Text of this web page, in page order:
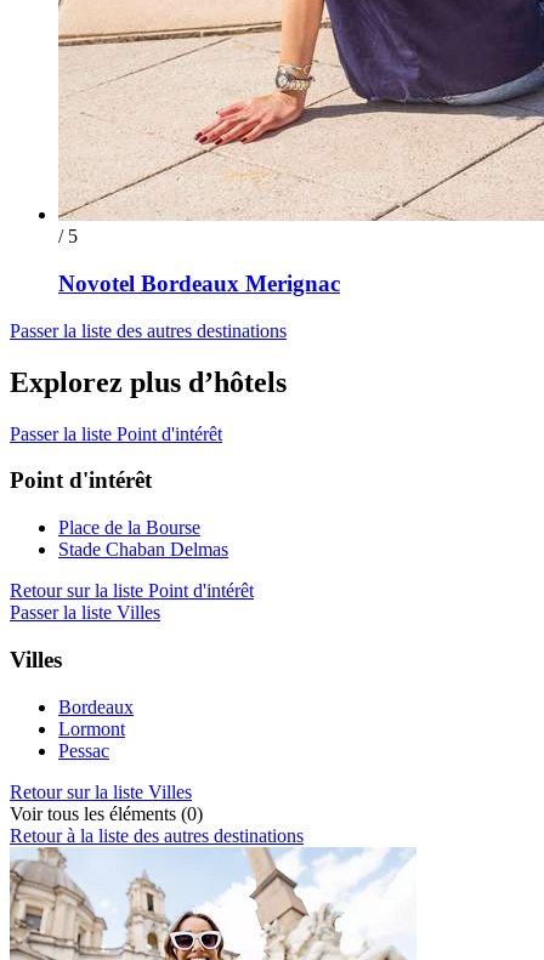
/ 5
Novotel Bordeaux Merignac
Passer la liste des autres destinations
Explorez plus d’hôtels
Passer la liste Point d'intérêt
Point d'intérêt
Place de la Bourse
Stade Chaban Delmas
Retour sur la liste Point d'intérêt
Passer la liste Villes
Villes
Bordeaux
Lormont
Pessac
Retour sur la liste Villes
Voir tous les éléments (0)
Retour à la liste des autres destinations